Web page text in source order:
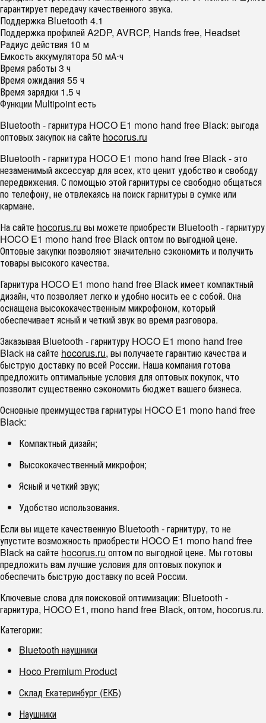
гарантирует передачу качественного звука.
Поддержка Bluetooth 4.1
Поддержка профилей A2DP, AVRCP, Hands free, Headset
Радиус действия 10 м
Емкость аккумулятора 50 мА⋅ч
Время работы 3 ч
Время ожидания 55 ч
Время зарядки 1.5 ч
Функции Multipoint есть
Bluetooth - гарнитура HOCO E1 mono hand free Black: выгода
оптовых закупок на сайте hocorus.ru
Bluetooth - гарнитура HOCO E1 mono hand free Black - это
незаменимый аксессуар для всех, кто ценит удобство и свободу
передвижения. С помощью этой гарнитуры се свободно общаться
по телефону, не отвлекаясь на поиск гарнитуры в сумке или
кармане.
На сайте hocorus.ru вы можете приобрести Bluetooth - гарнитуру
HOCO E1 mono hand free Black оптом по выгодной цене.
Оптовые закупки позволяют значительно сэкономить и получить
товары высокого качества.
Гарнитура HOCO E1 mono hand free Black имеет компактный
дизайн, что позволяет легко и удобно носить ее с собой. Она
оснащена высококачественным микрофоном, который
обеспечивает ясный и четкий звук во время разговора.
Заказывая Bluetooth - гарнитуру HOCO E1 mono hand free
Black на сайте hocorus.ru, вы получаете гарантию качества и
быструю доставку по всей России. Наша компания готова
предложить оптимальные условия для оптовых покупок, что
позволит существенно сэкономить бюджет вашего бизнеса.
Основные преимущества гарнитуры HOCO E1 mono hand free
Black:
Компактный дизайн;
Высококачественный микрофон;
Ясный и четкий звук;
Удобство использования.
Если вы ищете качественную Bluetooth - гарнитуру, то не
упустите возможность приобрести HOCO E1 mono hand free
Black на сайте hocorus.ru оптом по выгодной цене. Мы готовы
предложить вам лучшие условия для оптовых покупок и
обеспечить быструю доставку по всей России.
Ключевые слова для поисковой оптимизации: Bluetooth -
гарнитура, HOCO E1, mono hand free Black, оптом, hocorus.ru.
Категории:
Bluetooth наушники
Hoco Premium Product
Склад Екатеринбург (ЕКБ)
Наушники